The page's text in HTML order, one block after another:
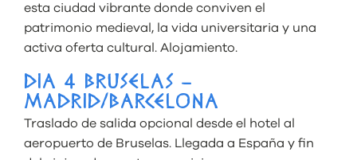
esta ciudad vibrante donde conviven el
patrimonio medieval, la vida universitaria y una
activa oferta cultural. Alojamiento.
DIA 4 BRUSELAS –
MADRID/BARCELONA
Traslado de salida opcional desde el hotel al
aeropuerto de Bruselas. Llegada a España y fin